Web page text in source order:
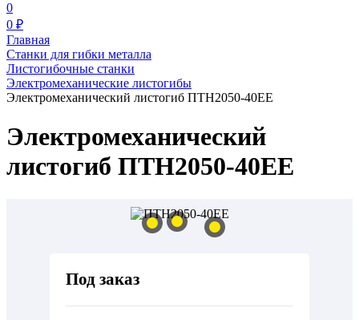
0
0 ₽
Главная
Станки для гибки металла
Листогибочные станки
Электромеханические листогибы
Электромеханический листогиб ПТН2050-40ЕЕ
Электромеханический
листогиб ПТН2050-40ЕЕ
Под заказ